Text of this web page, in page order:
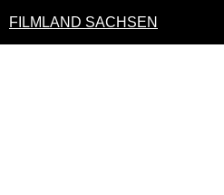
FILMLAND SACHSEN